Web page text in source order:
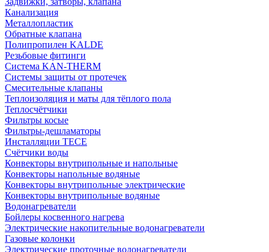
Канализация
Металлопластик
Обратные клапана
Полипропилен KALDE
Резьбовые фитинги
Система KAN-THERM
Системы защиты от протечек
Смесительные клапаны
Теплоизоляция и маты для тёплого пола
Теплосчётчики
Фильтры косые
Фильтры-дешламаторы
Инсталляции TECE
Счётчики воды
Конвекторы внутрипольные и напольные
Конвекторы напольные водяные
Конвекторы внутрипольные электрические
Конвекторы внутрипольные водяные
Водонагреватели
Бойлеры косвенного нагрева
Электрические накопительные водонагреватели
Газовые колонки
Электрические проточные водонагреватели